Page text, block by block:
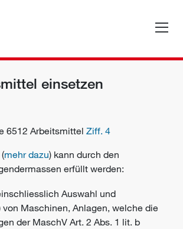
einsetzen
6512 Arbeitsmittel Ziff. 4
(mehr dazu) kann durch den
erfüllt werden:
Auswahl und
von Maschinen, Anlagen, welche die
der MaschV Art. 2 Abs. 1 lit. b